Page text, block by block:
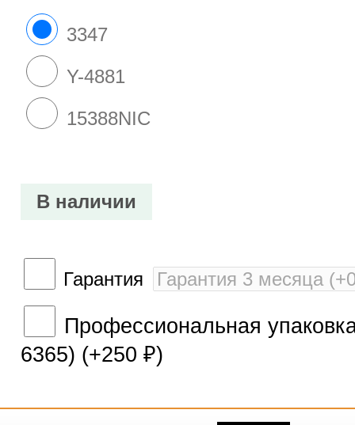
3347
Y-4881
15388NIC
В наличии
Гарантия
Профессиональная
6365) (+250 ₽)